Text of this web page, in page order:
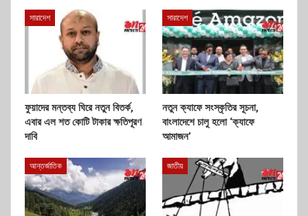
সারাদেশ
ফুয়াদের মন্তব্য ঘিরে নতুন বিতর্ক,
এবার এল শত কোটি টাকার ক্ষতিপূরণ
দাবি
সারাদেশ
নতুন ক্যাফে সংস্কৃতির সূচনা,
বাংলাদেশে চালু হলো ‘ক্যাফে
আমাজন’
আন্তর্জাতিক জাতীয়